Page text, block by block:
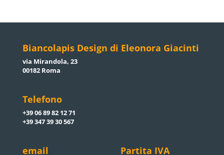
Biancolapis Design di Eleonora Giacinti
via Mirandola, 23
00182 Roma
Telefono
+39 06 89 82 12 71
+39 347 39 30 567
email Partita IVA